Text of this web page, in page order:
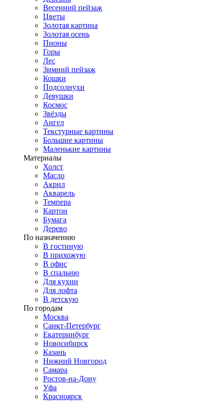
Весенний пейзаж
Цветы
Золотая картина
Золотая осень
Пионы
Горы
Лес
Зимний пейзаж
Кошки
Подсолнухи
Девушки
Космос
Звёзды
Ангел
Текстурные картины
Большие картины
Маленькие картины
Материалы
Холст
Масло
Акрил
Акварель
Темпера
Картон
Бумага
Дерево
По назначению
В гостиную
В прихожую
В офис
В спальню
Для кухни
Для лофта
В детскую
По городам
Москва
Санкт-Петербург
Екатеринбург
Новосибирск
Казань
Нижний Новгород
Самара
Ростов-на-Дону
Уфа
Красноярск